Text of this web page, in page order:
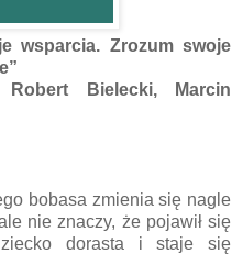
wsparcia. Zrozum swoje
Bielecki, Marcin
bobasa zmienia się nagle
nie znaczy, że pojawił się
dorasta i staje się